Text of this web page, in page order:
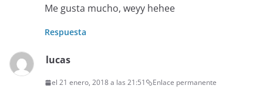
Me gusta mucho, weyy hehee
Respuesta
lucas
el 21 enero, 2018 a las 21:51 Enlace permanente